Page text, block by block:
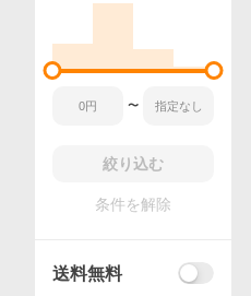
〜
絞り込む
条件を解除
送料無料